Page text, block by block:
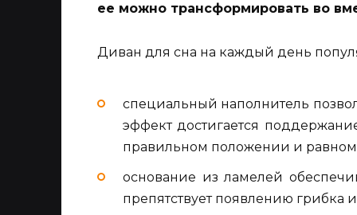
ее можно трансформировать во
Диван для сна на каждый день
специальный наполнитель
эффект достигается
правильном положении и
основание из ламелей
препятствует появлению грибка